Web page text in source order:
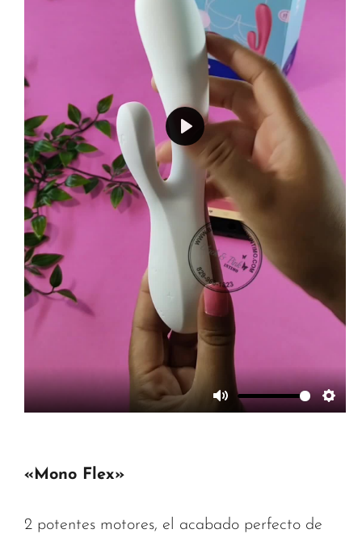
«Mono Flex»
2 potentes motores, el acabado perfecto de